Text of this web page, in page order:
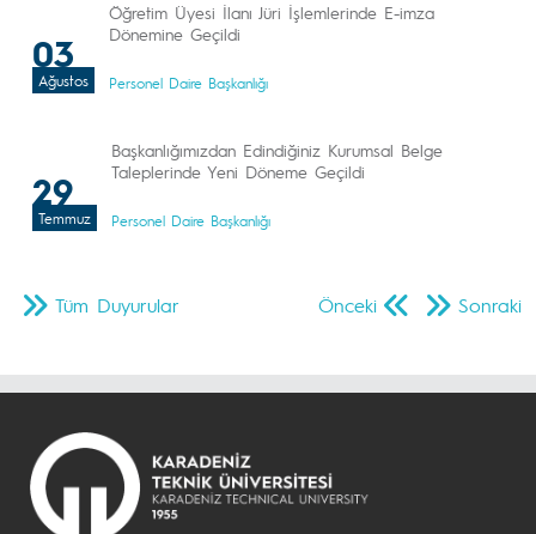
03
Ağustos
Öğretim Üyesi İlanı Jüri İşlemlerinde E-imza
Dönemine Geçildi
Personel Daire Başkanlığı
29
Temmuz
Başkanlığımızdan Edindiğiniz Kurumsal Belge
Taleplerinde Yeni Döneme Geçildi
Personel Daire Başkanlığı
Önceki Sonraki
Tüm Duyurular